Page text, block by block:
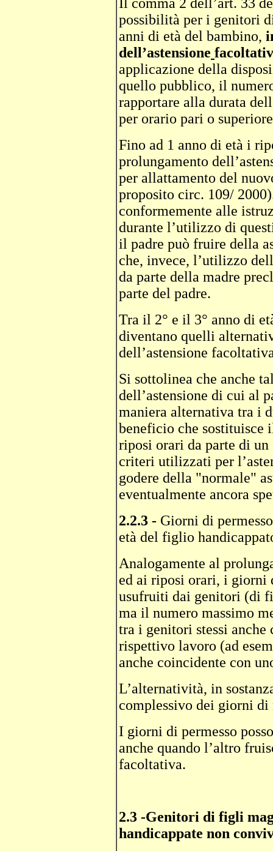
possibilità per i genitori
anni di età del bambino,
dell’astensione
applicazione della
quello pubblico, il
rapportare alla durata
per orario pari o
Fino ad 1 anno di età i
prolungamento
per allattamento del
proposito circ. 109/
conformemente alle
durante l’utilizzo di
il padre può fruire della
che, invece, l’utilizzo
da parte della madre
parte del padre.
Tra il 2° e il 3° anno di
diventano quelli
dell’astensione
Si sottolinea che anche
dell’astensione di cui al
maniera alternativa tra i
beneficio che sostituisce
riposi orari da parte di un
criteri utilizzati per
godere della "normale"
eventualmente ancora
2.2.3 - Giorni di
età del figlio
Analogamente al
ed ai riposi orari, i giorni
usufruiti dai genitori (di
ma il numero massimo
tra i genitori stessi anche
rispettivo lavoro (ad
anche coincidente con
L’alternatività, in
complessivo dei giorni
I giorni di permesso
anche quando l’altro
facoltativa.
2.3 -Genitori di figli
handicappate non